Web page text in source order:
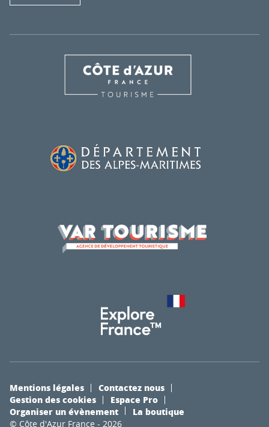
© Côte d'Azur France - 2026
Mentions légales
Contactez nous
Gestion des cookies
Espace Pro
Organiser un évènement
La boutique